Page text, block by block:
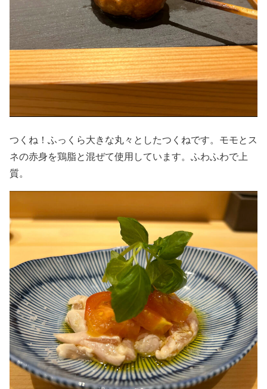
つくね！ふっくら大きな丸々としたつくねです。モモとス
ネの赤身を鶏脂と混ぜて使用しています。ふわふわで上
質。